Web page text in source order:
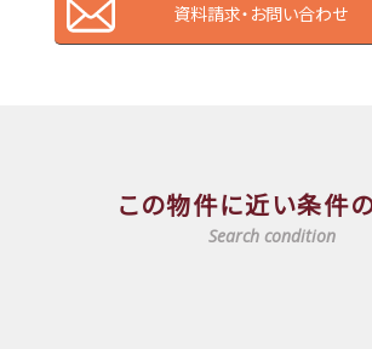
資料請求・お問い合わせ
この物件に近い条件
Search condition